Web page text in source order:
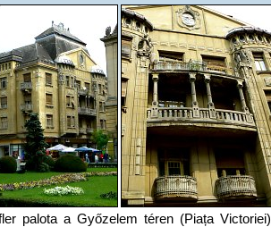
palota a Győzelem téren (Piața Victoriei)